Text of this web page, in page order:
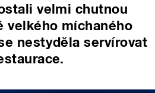
velmi chutnou
velkého míchaného
nestyděla servírovat